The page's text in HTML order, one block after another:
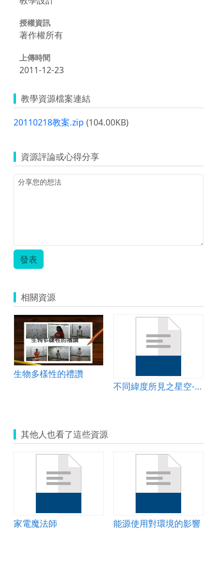
授權資訊
著作權所有
上傳時間
2011-12-23
教學資源檔案連結
20110218教案.zip (104.00KB)
資源評論或心得分享
發表
相關資源
生物多樣性的禮讚
不同緯度所見之星空-教案
其他人也看了這些資源
家電魔法師 能源使用對環境的影響